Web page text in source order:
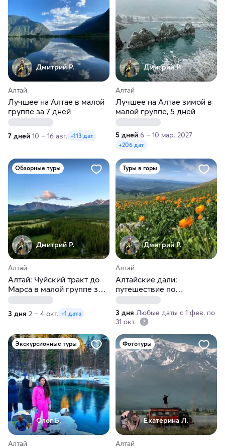
Дмитрий Р.
Алтай
Лучшее на Алтае в малой
группе за 7 дней
7 дней 10 – 16 авг. +113 дат
Дмитрий Р.
Алтай
Лучшее на Алтае зимой в
малой группе, 5 дней
5 дней 6 – 10 мар. 2027
+206 дат
Обзорные туры
Дмитрий Р.
Алтай
Алтай: Чуйский тракт до
Марса в малой группе за 3
дня
3 дня 2 – 4 окт. +1 дата
Туры в горы
Дмитрий Р.
Алтай
Алтайские дали:
путешествие по
живописным маршрутам
3 дня Любые даты с 1 фев. по
31 окт.
Экскурсионные туры
Олег Б.
Алтай
Фототуры
Екатерина Л.
Алтай